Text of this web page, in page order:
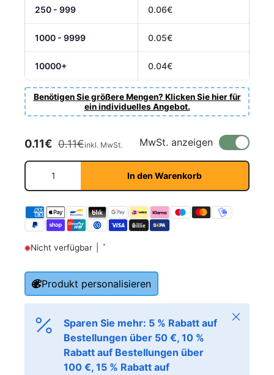
250 - 999 0.06€
1000 - 9999 0.05€
10000+ 0.04€
Benötigen Sie größere Mengen? Klicken Sie hier für
ein individuelles Angebot.
Fornavn *
E-post *
Telefon
Postnummer *
Verkaufspreis
0.11€ Normaler Preis
0.11€inkl. MwSt. MwSt. anzeigen
Anzahl
In den Warenkorb
Nicht verfügbar *
Produkt personalisieren
Sparen Sie mehr: 5 % Rabatt auf
Bestellungen über 50 €, 10 %
Rabatt auf Bestellungen über
100 €, 15 % Rabatt auf
Schließen